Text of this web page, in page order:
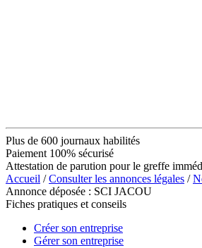
Plus de 600 journaux habilités
Paiement 100% sécurisé
Attestation de parution pour le greffe
Accueil /Consulter les annonces légales /
Annonce déposée : SCI JACOU
Fiches pratiques et conseils
Créer son entreprise
Gérer son entreprise